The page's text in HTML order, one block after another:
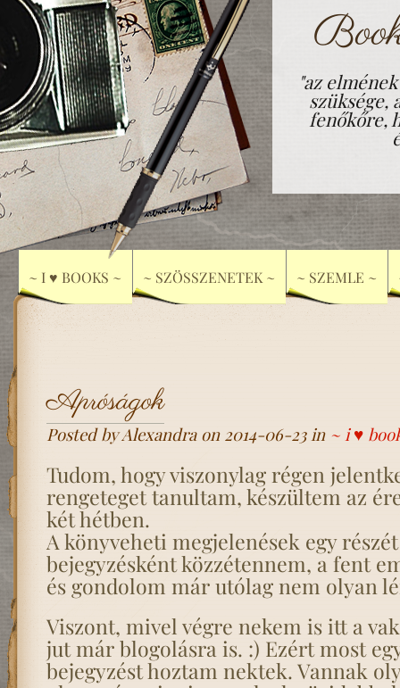
"az
szüksége,
fenőkőre,
~ I ♥ BOOKS ~ ~ SZÖSSZENETEK ~ ~ SZEMLE ~
Apróságok
Posted by Alexandra on 2014-06-23 in ~ i ♥
Tudom, hogy viszonylag régen
rengeteget tanultam, készültem az
két hétben.
A könyveheti megjelenések egy
bejegyzésként közzétennem, a fent
és gondolom már utólag nem olyan
Viszont, mivel végre nekem is itt a
jut már blogolásra is. :) Ezért most
bejegyzést hoztam nektek. Vannak